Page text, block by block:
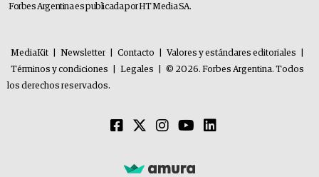
Forbes Argentina es publicada por HT Media SA.
MediaKit Newsletter Contacto Valores y estándares editoriales
Términos y condiciones
Legales
© 2026. Forbes Argentina. Todos
los derechos reservados.